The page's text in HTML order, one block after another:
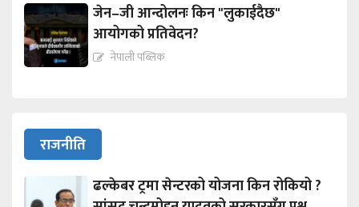
जेन–जी आन्दोलनः किन "लुकाईदैछ"
आयोगको प्रतिवेदन?
नेपाली पब्लिक
राजनीति
ढल्केबर ट्रमा सेन्टरको योजना किन रोकियो ?